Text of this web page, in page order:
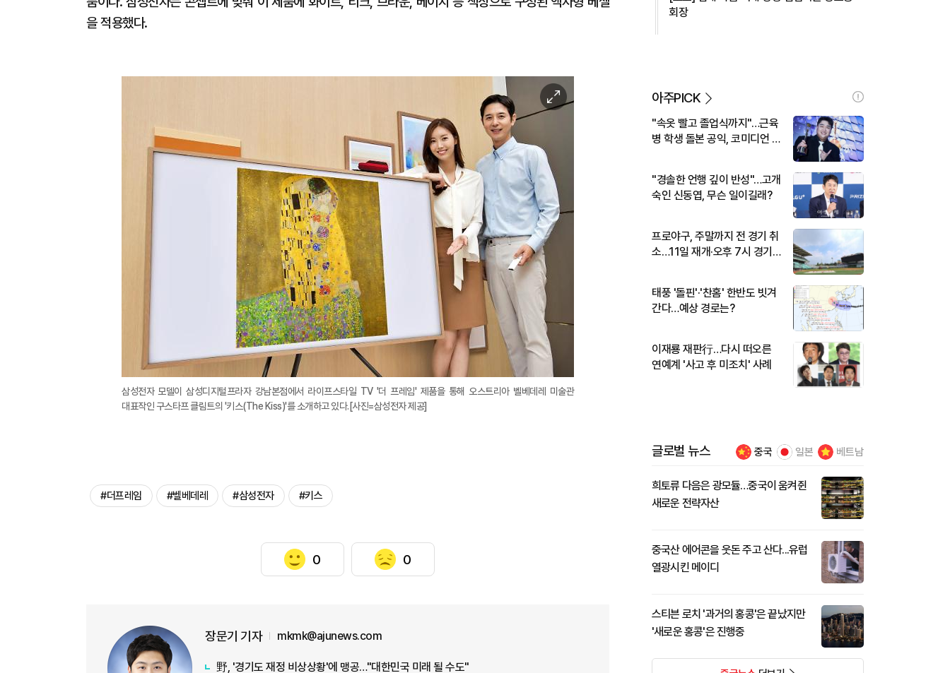
을 적용했다.
이
미
확
대
삼성전자 모델이 삼성디지털프라자 강남본점에서 라이프스타일 TV '더 프레임' 제품을 통해 오스트리아 벨베데레 미술관
대표작인 구스타프 클림트의 '키스(The Kiss)'를 소개하고 있다.[사진=삼성전자 제공]
#더프레임 #벨베데레 #삼성전자 #키스
0 0
장문기 기자 mkmk@ajunews.com
野, '경기도 재정 비상상황'에 맹공…"대한민국 미래 될 수도"
회장
아주PICK
"속옷 빨고 졸업식까지"…근육
병 학생 돌본 공익, 코미디언 김
"경솔한 언행 깊이 반성"…고개
숙인 신동엽, 무슨 일이길래?
프로야구, 주말까지 전 경기 취
소…11일 재개·오후 7시 경기
태풍 '돌핀'·'찬홈' 한반도 빗겨
간다…예상 경로는?
이재룡 재판行…다시 떠오른
연예계 '사고 후 미조치' 사례
글로벌 뉴스 중국 일본 베트남
희토류 다음은 광모듈…중국이 움켜쥔
새로운 전략자산
중국산 에어콘을 웃돈 주고 산다...유럽
열광시킨 메이디
스티븐 로치 '과거의 홍콩'은 끝났지만
'새로운 홍콩'은 진행중